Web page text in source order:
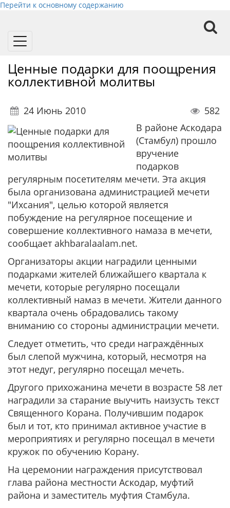
Перейти к основному содержанию
Toggle
Ценные подарки для поощрения
коллективной молитвы
24 Июнь 2010
582
В районе Аскодара
(Стамбул) прошло
вручение
подарков
регулярным посетителям мечети. Эта акция
была организована администрацией мечети
"Ихсания", целью которой является
побуждение на регулярное посещение и
совершение коллективного намаза в мечети,
сообщает akhbaralaalam.net.
Организаторы акции наградили ценными
подарками жителей ближайшего квартала к
мечети, которые регулярно посещали
коллективный намаз в мечети. Жители данного
квартала очень обрадовались такому
вниманию со стороны администрации мечети.
Следует отметить, что среди награждённых
был слепой мужчина, который, несмотря на
этот недуг, регулярно посещал мечеть.
Другого прихожанина мечети в возрасте 58 лет
наградили за старание выучить наизусть текст
Священного Корана. Получившим подарок
был и тот, кто принимал активное участие в
мероприятиях и регулярно посещал в мечети
кружок по обучению Корану.
На церемонии награждения присутствовал
глава района местности Аскодар, муфтий
района и заместитель муфтия Стамбула.